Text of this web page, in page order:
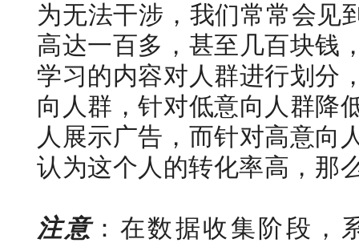
为无法干涉，我们常常会见
高达一百多，甚至几百块钱
学习的内容对人群进行划分
向人群，针对低意向人群降
人展示广告，而针对高意向
认为这个人的转化率高，那
注意：在数据收集阶段，